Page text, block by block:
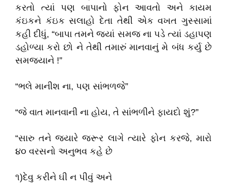
કરતો ત્યાં પણ બાપાનો ફોન આવતો અને કાયમ
કંઇકને કંઇક સલાહો દેતા તેથી એક વખત ગુસ્સામાં
કહી દીધું, “બાપા તમને જ્યાં સમજ ના પડે ત્યાં ડહાપણ
ડહોળ્યા કરો છો ને તેથી તમારું માનવાનું મે બંધ કર્યુ છે
સમજ્યાને !”
“ભલે માનીશ ના, પણ સાંભળજે”
“જે વાત માનવાની ના હોય, તે સાંભળીને ફાયદો શું?”
“સારુ તને જ્યારે જરૂર લાગે ત્યારે ફોન કરજે, મારો
૪૦ વરસનો અનુભવ કહે છે
૧)દેવુ કરીને ઘી ન પીવું અને